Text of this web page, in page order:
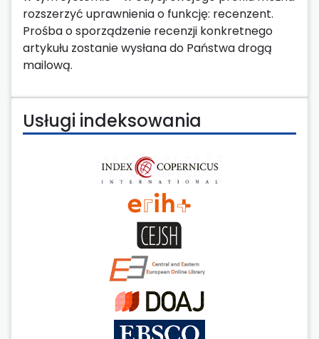
rozszerzyć uprawnienia o funkcję: recenzent.
Prośba o sporządzenie recenzji konkretnego
artykułu zostanie wysłana do Państwa drogą
mailową.
Usługi indeksowania